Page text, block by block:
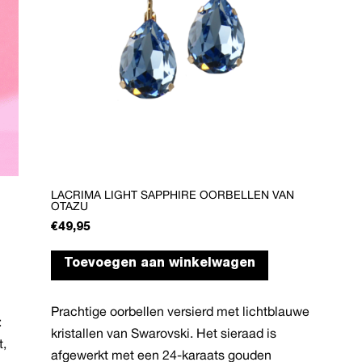
LACRIMA LIGHT SAPPHIRE OORBELLEN VAN
OTAZU
€49,95
Toevoegen aan winkelwagen
Prachtige oorbellen versierd met lichtblauwe
kristallen van Swarovski. Het sieraad is
afgewerkt met een 24-karaats gouden